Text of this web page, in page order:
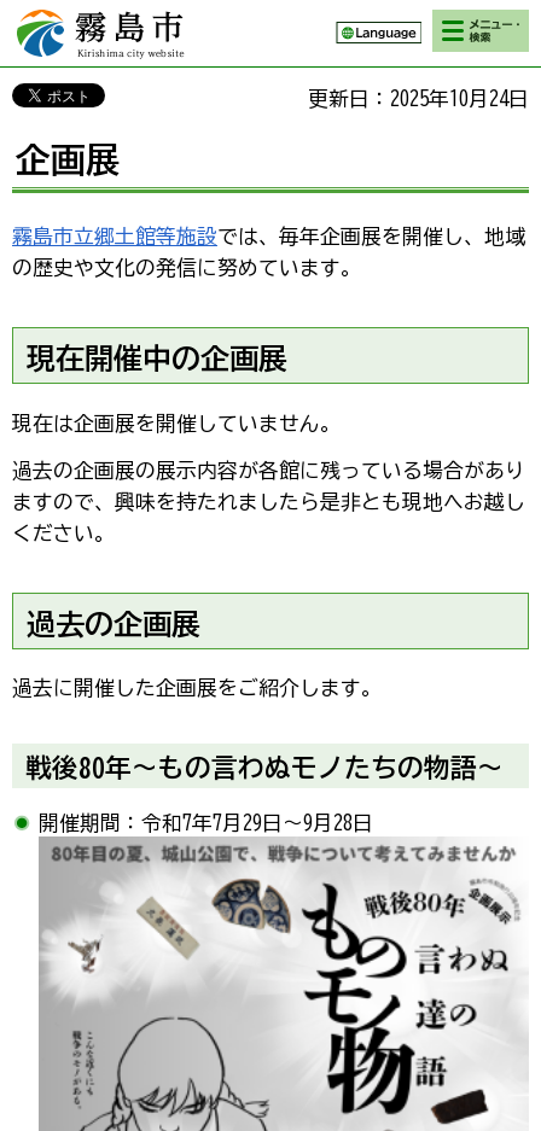
霧島市 Kirishima
city website
検索・メニ
ュー
更新日：2025年10月24日
企画展
霧島市立郷土館等施設では、毎年企画展を開催し、地域
の歴史や文化の発信に努めています。
現在開催中の企画展
現在は企画展を開催していません。
過去の企画展の展示内容が各館に残っている場合があり
ますので、興味を持たれましたら是非とも現地へお越し
ください。
過去の企画展
過去に開催した企画展をご紹介します。
戦後80年～もの言わぬモノたちの物語～
開催期間：令和7年7月29日～9月28日